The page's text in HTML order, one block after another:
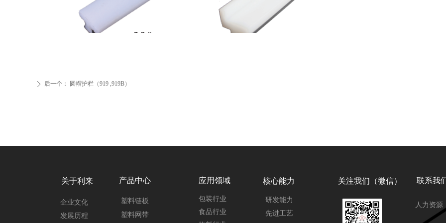
ꄲ 后一个： 圆帽护栏（919 ,919B）
塑料链板
塑料网带
关于利来 产品中心
企业文化
发展历程
核心能力
研发能力
先进工艺
应用领域
包装行业
食品行业
关注我们（微信） 联系我
人力资源